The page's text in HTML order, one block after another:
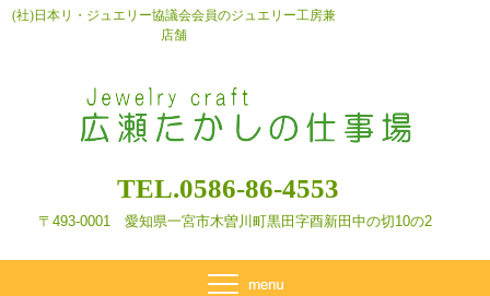
(社)日本リ・ジュエリー協議会会員のジュエリー工房兼
店舗
TEL.0586-86-4553
〒493-0001 愛知県一宮市木曽川町黒田字酉新田 中の切10の2